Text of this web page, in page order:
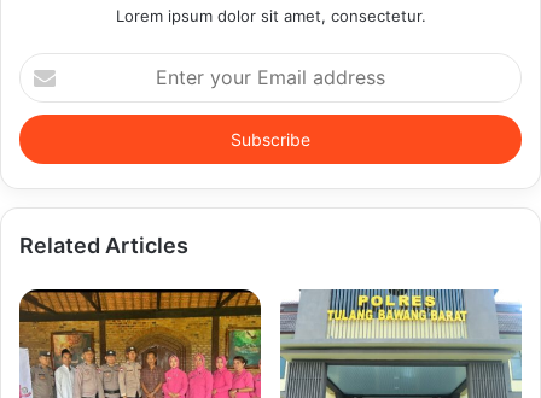
Lorem ipsum dolor sit amet, consectetur.
Enter
your
Email
address
Related Articles